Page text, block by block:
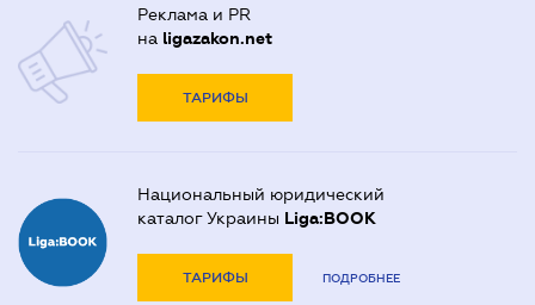
Реклама и PR
на ligazakon.net
ТАРИФЫ
Национальный юридический
каталог Украины Liga:BOOK
ТАРИФЫ ПОДРОБНЕЕ